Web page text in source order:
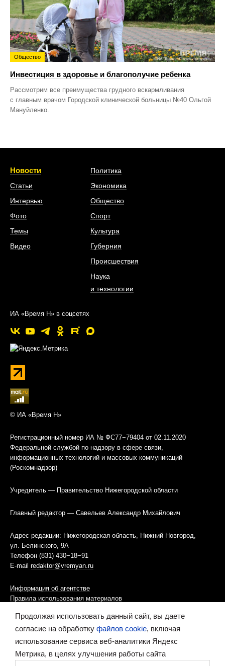
Общество
Инвестиция в здоровье и благополучие ребенка
Рассмотрим все преимущества грудного вскармливания
с главным врачом Городской клинической больницы №40 Ольгой
Мануйленко.
Новости
Статьи
Интервью
Фото
Темы
Видео
Политика
Экономика
Общество
Спорт
Культура
Губерния
Происшествия
Наука
и технологии
ИА «Время Н» в соцсетях
© ИА «Время Н»
Регистрационный номер ИА № ФС77−79404 от 02.11.2020
Федеральной службой по надзору в сфере связи,
информационных технологий и массовых коммуникаций
(Роскомнадзор)
Учредитель — Правительство Нижегородской области
Главный редактор — Савельев Александр Михайлович
Адрес редакции: Нижегородская область, Нижний Новгород,
ул. Белинского, 9А
Телефон (831) 430−18−91
E-mail redaktor@vremyan.ru
Информация об агентстве
Правила использования материалов
Информационная политика использования «cookies»-файлов
Ресурс содержит материалы 16+
Продолжая использовать данный сайт, вы даете
согласие на обработку файлов cookie, включая
использование сервиса веб-аналитики Яндекс
Метрика, в целях улучшения работы сайта